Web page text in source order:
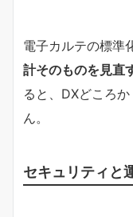
電子カルテの標準
計そのものを見直
ると、DXどころ
ん。
セキュリティと